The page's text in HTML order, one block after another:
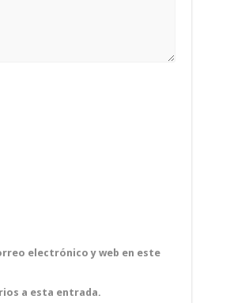
electrónico y web en este
a esta entrada.